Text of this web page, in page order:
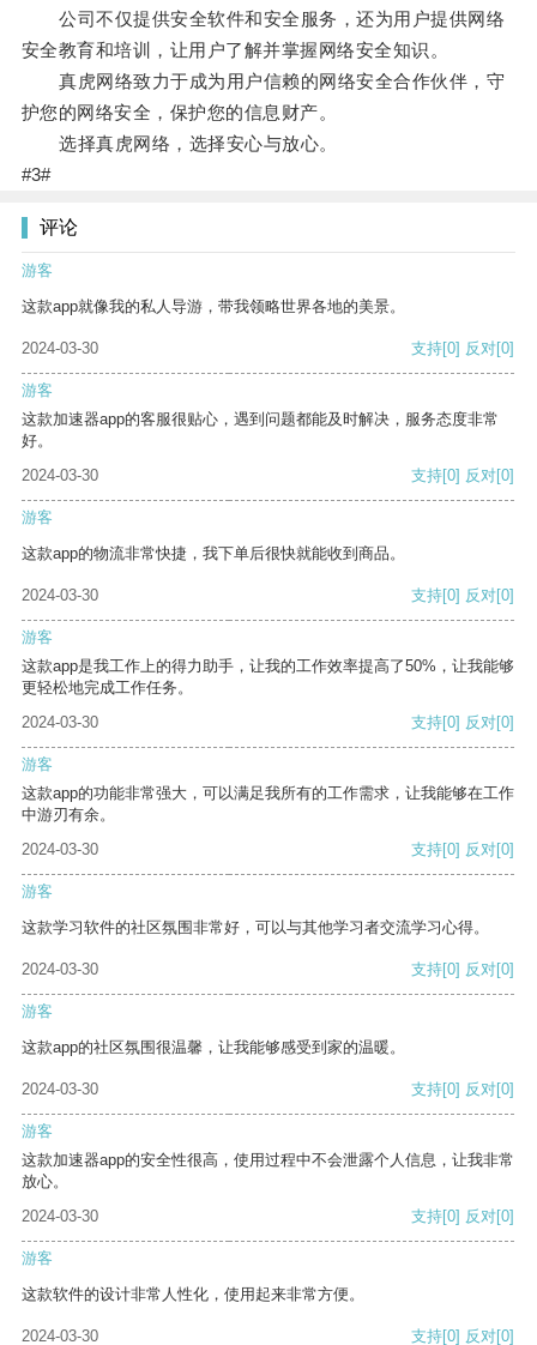
公司不仅提供安全软件和安全服务，还为用户提供网络
安全教育和培训，让用户了解并掌握网络安全知识。
真虎网络致力于成为用户信赖的网络安全合作伙伴，守
护您的网络安全，保护您的信息财产。
选择真虎网络，选择安心与放心。
#3#
评论
游客
这款app就像我的私人导游，带我领略世界各地的美景。
2024-03-30 支持[0] 反对[0]
游客
这款加速器app的客服很贴心，遇到问题都能及时解决，服务态度非常
好。
2024-03-30
支持[0] 反对[0]
游客
这款app的物流非常快捷，我下单后很快就能收到商品。
2024-03-30 支持[0] 反对[0]
游客
这款app是我工作上的得力助手，让我的工作效率提高了50%，让我能够
更轻松地完成工作任务。
2024-03-30
支持[0] 反对[0]
游客
这款app的功能非常强大，可以满足我所有的工作需求，让我能够在工作
中游刃有余。
2024-03-30
支持[0] 反对[0]
游客
这款学习软件的社区氛围非常好，可以与其他学习者交流学习心得。
2024-03-30 支持[0] 反对[0]
游客
这款app的社区氛围很温馨，让我能够感受到家的温暖。
2024-03-30 支持[0] 反对[0]
游客
这款加速器app的安全性很高，使用过程中不会泄露个人信息，让我非常
放心。
2024-03-30
支持[0] 反对[0]
游客
这款软件的设计非常人性化，使用起来非常方便。
2024-03-30 支持[0] 反对[0]